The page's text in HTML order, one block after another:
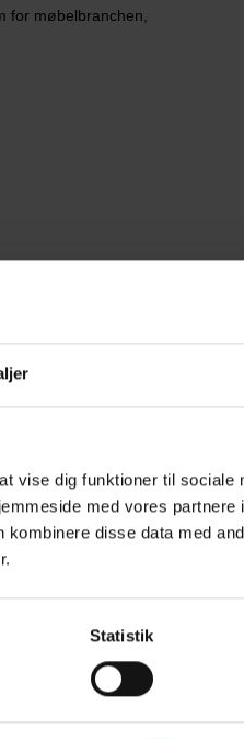
vise dig funktioner til sociale
med vores partnere
disse data med
Statistik
for møbelbranchen,
blev der sat en ny